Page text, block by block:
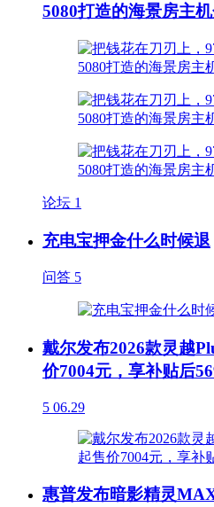
5080打造的海景房主
论坛 1
充电宝押金什么时候退
问答 5
戴尔发布2026款灵越
价7004元，享补贴后
5 06.29
惠普发布暗影精灵